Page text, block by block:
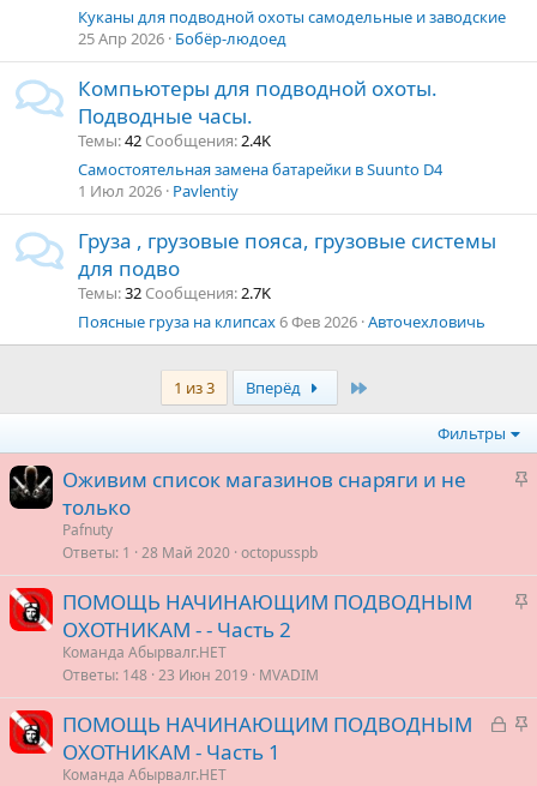
Куканы для подводной охоты самодельные и заводские
25 Апр 2026 Бобёр-людоед
Компьютеры для подводной охоты.
Подводные часы.
Темы 42 Сообщения 2.4K
Самостоятельная замена батарейки в Suunto D4
1 Июл 2026 Pavlentiy
Груза , грузовые пояса, грузовые системы
для подво
Темы 32 Сообщения 2.7K
Поясные груза на клипсах6 Фев 2026 Авточехловичь
1 из 3 Вперёд
Фильтры
З
е
п
о
Оживим список магазинов снаряги и не
только
Pafnuty
Ответы 1 28 Май 2020 octopusspb
З
е
п
ПОМОЩЬ НАЧИНАЮЩИМ ПОДВОДНЫМ
ОХОТНИКАМ - - Часть 2
Команда Абырвалг.НЕТ
Ответы 148 23 Июн 2019 MVADIM
З
З
ПОМОЩЬ НАЧИНАЮЩИМ ПОДВОДНЫМ
ОХОТНИКАМ - Часть 1
Команда Абырвалг.НЕТ